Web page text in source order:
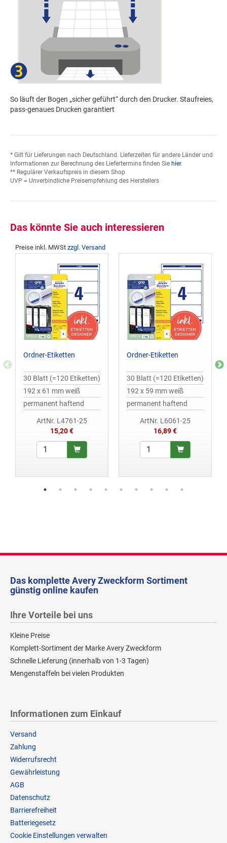
So läuft der Bogen „sicher geführt“ durch den Drucker. Staufreies,
pass-genaues Drucken garantiert
* Gilt für Lieferungen nach Deutschland. Lieferzeiten für andere Länder und
Informationen zur Berechnung des Liefertermins finden Sie hier.
** Regulärer Verkaufspreis in diesem Shop
UVP = Unverbindliche Preisempfehlung des Herstellers
Das könnte Sie auch interessieren
Preise inkl. MWSt zzgl. Versand
Ordner-Etiketten
30 Blatt (=120 Etiketten)
192 x 61 mm weiß
permanent haftend
ArtNr. L4761-25
15,20 €
Ordner-Etiketten
30 Blatt (=120 Etiketten)
192 x 59 mm weiß
permanent haftend
ArtNr. L6061-25
16,89 €
Das komplette Avery Zweckform Sortiment
günstig online kaufen
Ihre Vorteile bei uns
Kleine Preise
Komplett-Sortiment der Marke Avery Zweckform
Schnelle Lieferung (innerhalb von 1-3 Tagen)
Mengenstaffeln bei vielen Produkten
Informationen zum Einkauf
Versand
Zahlung
Widerrufsrecht
Gewährleistung
AGB
Datenschutz
Barrierefreiheit
Batteriegesetz
Cookie Einstellungen verwalten